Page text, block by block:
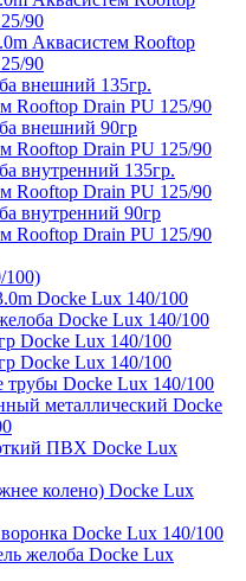
90
Аквасистем Rooftop
90
внешний 135гр.
Rooftop Drain PU 125/90
внешний 90гр
Rooftop Drain PU 125/90
внутренний 135гр.
Rooftop Drain PU 125/90
внутренний 90гр
Rooftop Drain PU 125/90
100)
Docke Lux 140/100
Docke Lux 140/100
Docke Lux 140/100
Docke Lux 140/100
трубы Docke Lux 140/100
металлический Docke
ПВХ Docke Lux
колено) Docke Lux
Docke Lux 140/100
желоба Docke Lux